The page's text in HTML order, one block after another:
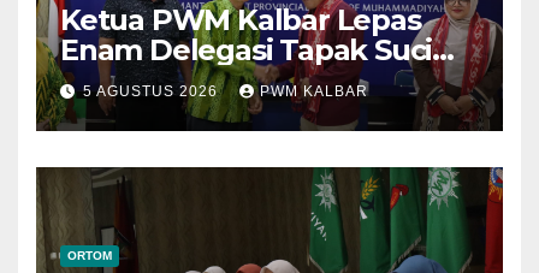
Ketua PWM Kalbar Lepas
Enam Delegasi Tapak Suci
Menuju Muktamar XVI di
Semarang
5 AGUSTUS 2026 PWM KALBAR
ORTOM